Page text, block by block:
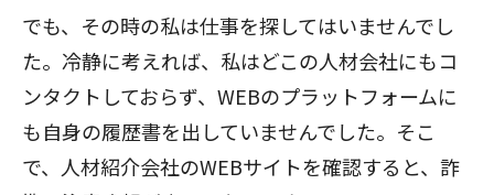
でも、その時の私は仕事を探してはいませんでし
た。冷静に考えれば、私はどこの人材会社にもコ
ンタクトしておらず、WEBのプラットフォームに
も自身の履歴書を出していませんでした。そこ
で、人材紹介会社のWEBサイトを確認すると、詐